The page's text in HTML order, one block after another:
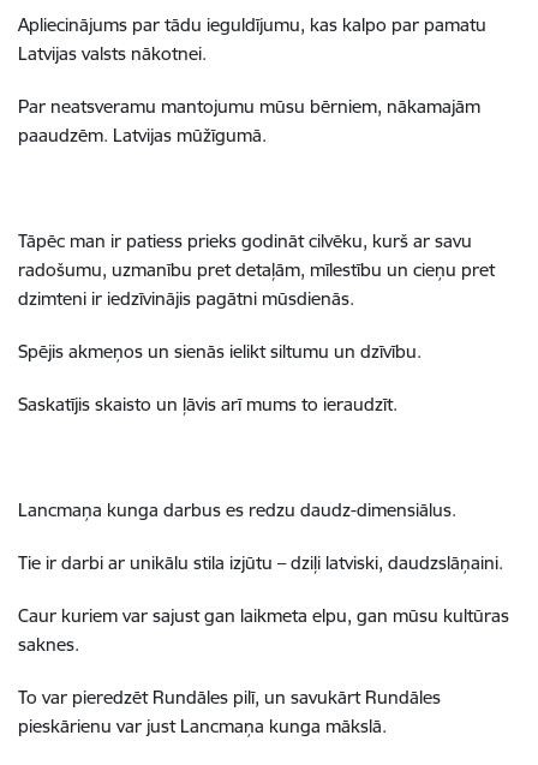
Apliecinājums par tādu ieguldījumu, kas kalpo par pamatu
Latvijas valsts nākotnei.
Par neatsveramu mantojumu mūsu bērniem, nākamajām
paaudzēm. Latvijas mūžīgumā.
Tāpēc man ir patiess prieks godināt cilvēku, kurš ar savu
radošumu, uzmanību pret detaļām, mīlestību un cieņu pret
dzimteni ir iedzīvinājis pagātni mūsdienās.
Spējis akmeņos un sienās ielikt siltumu un dzīvību.
Saskatījis skaisto un ļāvis arī mums to ieraudzīt.
Lancmaņa kunga darbus es redzu daudz-dimensiālus.
Tie ir darbi ar unikālu stila izjūtu – dziļi latviski, daudzslāņaini.
Caur kuriem var sajust gan laikmeta elpu, gan mūsu kultūras
saknes.
To var pieredzēt Rundāles pilī, un savukārt Rundāles
pieskārienu var just Lancmaņa kunga mākslā.